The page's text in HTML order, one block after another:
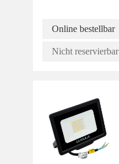
Online bestellbar
Nicht reservierbar